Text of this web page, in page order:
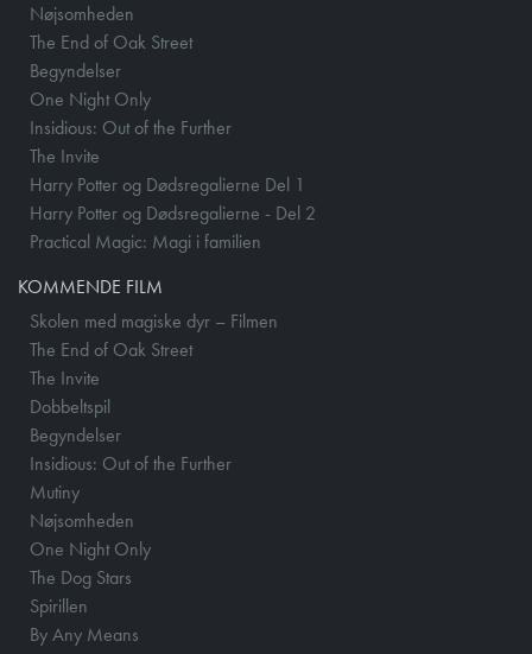
Nøjsomheden
The End of Oak Street
Begyndelser
One Night Only
Insidious: Out of the Further
The Invite
Harry Potter og Dødsregalierne Del 1
Harry Potter og Dødsregalierne - Del 2
Practical Magic: Magi i familien
KOMMENDE FILM
Skolen med magiske dyr – Filmen
The End of Oak Street
The Invite
Dobbeltspil
Begyndelser
Insidious: Out of the Further
Mutiny
Nøjsomheden
One Night Only
The Dog Stars
Spirillen
By Any Means